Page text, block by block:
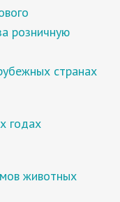
розничную
странах
годах
животных